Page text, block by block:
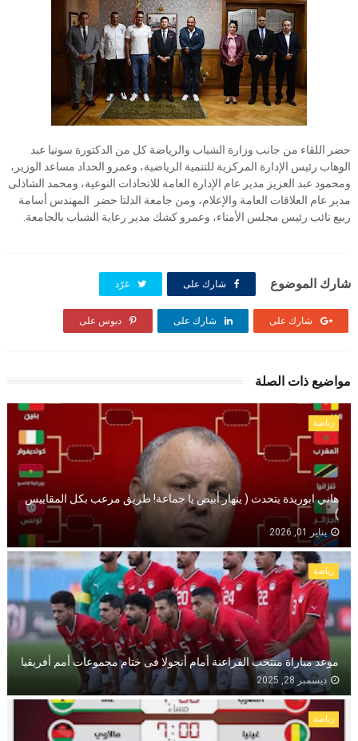
حضر اللقاء من جانب وزارة الشباب والرياضة كل من الدكتورة سونيا عبد
الوهاب رئيس الإدارة المركزية للتنمية الرياضية، وعمرو الحداد مساعد الوزير،
ومحمود عبد العزيز مدير عام الإدارة العامة للاتحادات النوعية، ومحمد الشاذلى
مدير عام العلاقات العامة والإعلام، ومن جامعة الدلتا حضر المهندس أسامة
ربيع نائب رئيس مجلس الأمناء، وعمرو كشك مدير رعاية الشباب بالجامعة.
شارك الموضوع شارك على غرّد
شارك على شارك على دبوس على
مواضيع ذات الصلة
رياضة
هاني ابوريدة يتحدث ( ينهار أبيض يا جماعة! طريق مرعب بكل المقاييس
)
يناير 01, 2026
رياضة
موعد مباراة منتخب الفراعنة أمام أنجولا فى ختام مجموعات أمم أفريقيا
ديسمبر 28, 2025
رياضة